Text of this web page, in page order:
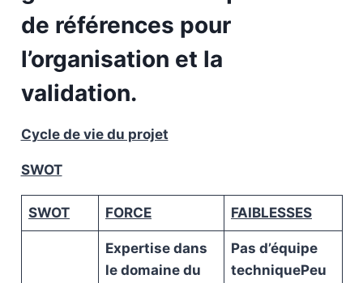
de références pour
l’organisation et la
validation.
Cycle de vie du projet
SWOT
SWOT FORCE FAIBLESSES
Expertise dans
le domaine du
Pas d’équipe
techniquePeu